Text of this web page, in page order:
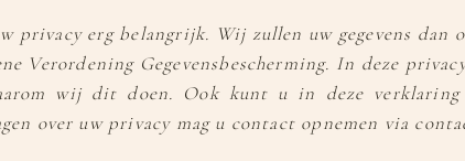
privacy erg belangrijk. Wij zullen uw gegevens dan
Verordening Gegevensbescherming. In deze
wij dit doen. Ook kunt u in deze
over uw privacy mag u contact opnemen via